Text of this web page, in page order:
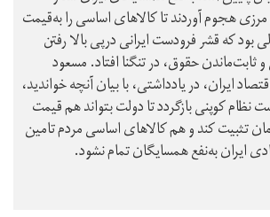
هجوم آوردند تا کالاهای اساسی را به‌قیمت
بود که قشر فرودست ایرانی درپی بالا رفتن
حقوق، در تنگنا افتاد. مسعود
ایران، در یادداشتی، با بیان آنچه خواندید،
نظام کوپنی بازگردد تا دولت بتواند هم قیمت
تثبیت کند و هم کالاهای اساسی مردم تامین
ایران به‌نفع همسایگان تمام نشود.